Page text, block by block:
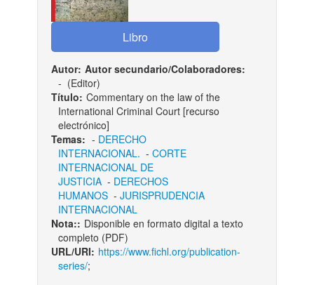
Autor: Autor secundario/Colaboradores:
- (Editor)
Título: Commentary on the law of the
International Criminal Court [recurso
electrónico]
Temas: - DERECHO
INTERNACIONAL. - CORTE
INTERNACIONAL DE
JUSTICIA- DERECHOS
HUMANOS- JURISPRUDENCIA
INTERNACIONAL
Nota:: Disponible en formato digital a texto
completo (PDF)
URL/URI: https://www.fichl.org/publication-
series/;